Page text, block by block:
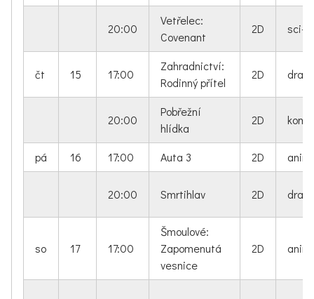
20:00
Vetřelec:
Covenant
2D sci-fi
čt 15 17:00
Zahradnictví:
Rodinný přítel
2D
20:00
Pobřežní
hlídka
2D
pá 16 17:00 Auta 3 2D
20:00 Smrtihlav 2D
so 17 17:00
Šmoulové:
Zapomenutá
vesnice
2D